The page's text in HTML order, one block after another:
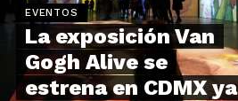
EVENTOS
La exposición Van
Gogh Alive se
estrena en CDMX ya